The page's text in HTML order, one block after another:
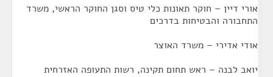
אורי דיין – חוקר תאונות כלי טיס וסגן החוקר הראשי, משרד
התחבורה והבטיחות בדרכים
אודי אדירי – משרד האוצר
יואב לבנה – ראש תחום תקינה, רשות התעופה האזרחית